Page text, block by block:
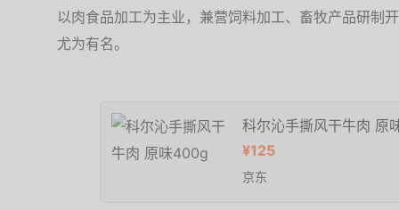
以肉食品加工为主业，兼营饲料加工、畜牧产品研制
尤为有名。
科尔沁手撕风干牛肉 原
¥125
京东